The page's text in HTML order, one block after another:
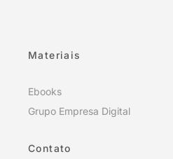
Materiais
Ebooks
Grupo Empresa Digital
Contato